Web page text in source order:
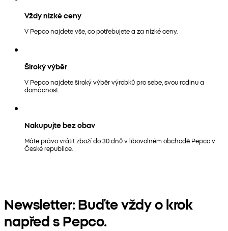
Vždy nízké ceny
V Pepco najdete vše, co potřebujete a za nízké ceny.
Široký výběr
V Pepco najdete široký výběr výrobků pro sebe, svou rodinu a
domácnost.
Nakupujte bez obav
Máte právo vrátit zboží do 30 dnů v libovolném obchodě Pepco v
České republice.
Newsletter: Buďte vždy o krok
napřed s Pepco.